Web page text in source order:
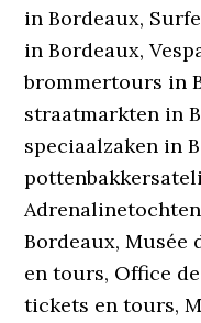
in Bordeaux,
in Bordeaux,
brommertours in
straatmarkten in
speciaalzaken in
Bordeaux, Musée
en tours‎, Office
tickets en tours‎,